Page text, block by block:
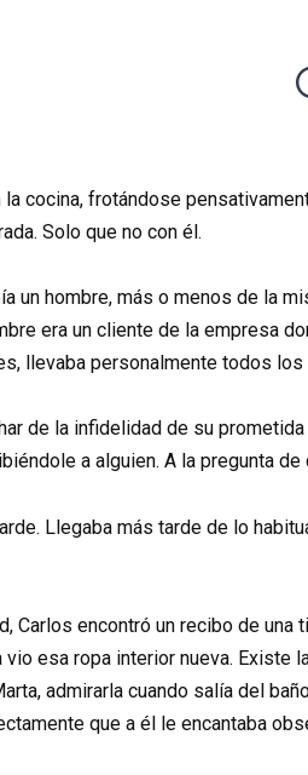
cocina, frotándose
Solo que no con él.
un hombre, más o menos de la
era un cliente de la empresa
llevaba personalmente todos
de la infidelidad de su
a alguien. A la pregunta
Llegaba más tarde de lo
Carlos encontró un recibo de
esa ropa interior nueva. Existe
admirarla cuando salía del
que a él le encantaba